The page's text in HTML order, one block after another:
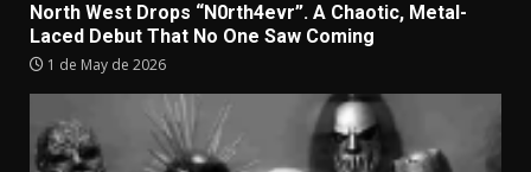
North West Drops “N0rth4evr”. A Chaotic, Metal-
Laced Debut That No One Saw Coming
1 de May de 2026